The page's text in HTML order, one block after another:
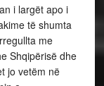
i largët apo i
të shumta
me
Shqipërisë dhe
jo vetëm në